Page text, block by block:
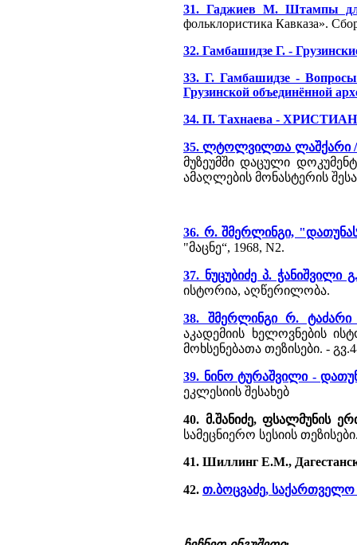
31. Гаджиев М. Штампы
фольклористика Кавказа».
32. Гамбашидзе Г. -
33. Г. Гамбашидзе - Вопросы
Грузинской объединённой
34. П. Тахнаева -
35. ლტოლვილთა ლაშქარი
მუზეუმში დაცული
ამაღლების მონასტერის
36. რ. შმერლინგი,
"მაცნე“, 1968, N2.
37. ნუცუბიძე პ. ჭანიშვილი
ისტორია, აღწერილობა.
38. შმერლინგი რ.
აკადემიის ხელოვნების
მოხსენებათა თეზისები. -
39. ნინო ტურაშვილი -
ეკლესიის შესახებ
40. მ.შანიძე, ფსალმუნის
სამეცნიერო სესიის
41. Шиллинг Е.М.,
42. თ.ბოცვაძე,